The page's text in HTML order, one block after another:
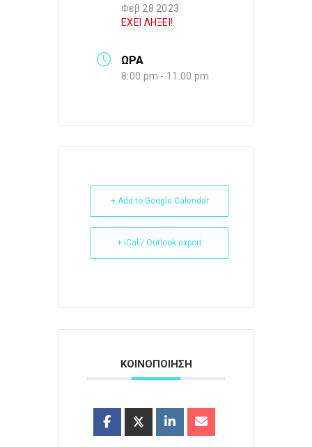
Φεβ 28 2023
ΕΧΕΙ ΛΗΞΕΙ!
ΩΡΑ
8:00 pm - 11:00 pm
+ Add to Google Calendar
+ iCal / Outlook export
ΚΟΙΝΟΠΟΙΗΣΗ